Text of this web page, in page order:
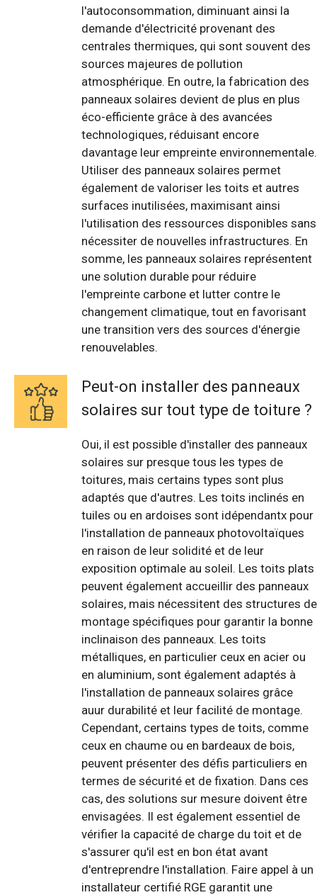
l'autoconsommation, diminuant ainsi la
demande d'électricité provenant des
centrales thermiques, qui sont souvent des
sources majeures de pollution
atmosphérique. En outre, la fabrication des
panneaux solaires devient de plus en plus
éco-efficiente grâce à des avancées
technologiques, réduisant encore
davantage leur empreinte environnementale.
Utiliser des panneaux solaires permet
également de valoriser les toits et autres
surfaces inutilisées, maximisant ainsi
l'utilisation des ressources disponibles sans
nécessiter de nouvelles infrastructures. En
somme, les panneaux solaires représentent
une solution durable pour réduire
l'empreinte carbone et lutter contre le
changement climatique, tout en favorisant
une transition vers des sources d'énergie
renouvelables.
Peut-on installer des panneaux
solaires sur tout type de toiture ?
Oui, il est possible d'installer des panneaux
solaires sur presque tous les types de
toitures, mais certains types sont plus
adaptés que d'autres. Les toits inclinés en
tuiles ou en ardoises sont idépendantx pour
l'installation de panneaux photovoltaïques
en raison de leur solidité et de leur
exposition optimale au soleil. Les toits plats
peuvent également accueillir des panneaux
solaires, mais nécessitent des structures de
montage spécifiques pour garantir la bonne
inclinaison des panneaux. Les toits
métalliques, en particulier ceux en acier ou
en aluminium, sont également adaptés à
l'installation de panneaux solaires grâce
auur durabilité et leur facilité de montage.
Cependant, certains types de toits, comme
ceux en chaume ou en bardeaux de bois,
peuvent présenter des défis particuliers en
termes de sécurité et de fixation. Dans ces
cas, des solutions sur mesure doivent être
envisagées. Il est également essentiel de
vérifier la capacité de charge du toit et de
s'assurer qu'il est en bon état avant
d'entreprendre l'installation. Faire appel à un
installateur certifié RGE garantit une